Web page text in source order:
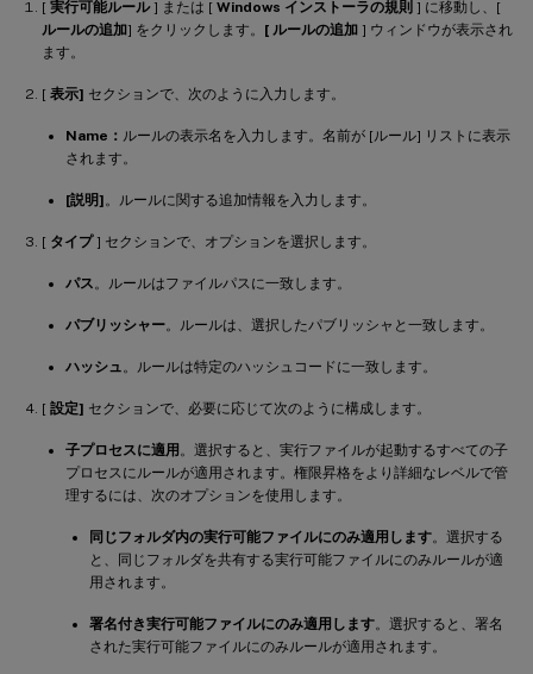
[ 実行可能ルール] または [ Windows インストーラの規則 ] に移動し、[
ルールの追加] をクリックします。 [ ルールの追加 ] ウィンドウが表示され
ます。
[ 表示] セクションで、次のように入力します。
Name： ルールの表示名を入力します。名前が [ルール] リストに表示
されます。
[説明] 。ルールに関する追加情報を入力します。
[ タイプ] セクションで、オプションを選択します。
パス 。ルールはファイルパスに一致します。
パブリッシャー。ルールは、選択したパブリッシャと一致します。
ハッシュ 。ルールは特定のハッシュコードに一致します。
[ 設定] セクションで、必要に応じて次のように構成します。
子プロセスに適用 。選択すると、実行ファイルが起動するすべての子
プロセスにルールが適用されます。権限昇格をより詳細なレベルで管
理するには、次のオプションを使用します。
同じフォルダ内の実行可能ファイルにのみ適用します。選択する
と、同じフォルダを共有する実行可能ファイルにのみルールが適
用されます。
署名付き実行可能ファイルにのみ適用します。選択すると、署名
された実行可能ファイルにのみルールが適用されます。